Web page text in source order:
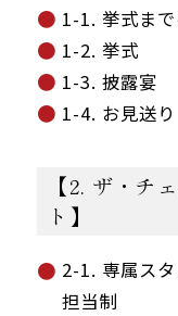
1-1. 挙式ま
1-2. 挙式
1-3. 披露宴
1-4. お見送
【2. ザ・チ
ト】
2-1. 専属ス
担当制